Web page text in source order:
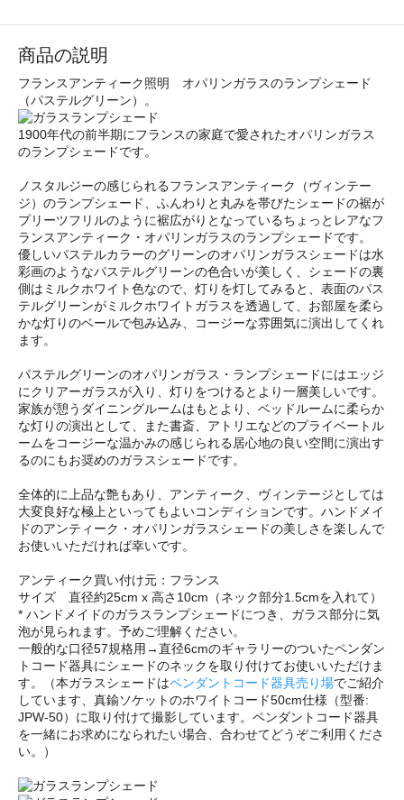
商品の説明
フランスアンティーク照明 オパリンガラスのランプシェード
（パステルグリーン）。
1900年代の前半期にフランスの家庭で愛されたオパリンガラス
のランプシェードです。
ノスタルジーの感じられるフランスアンティーク（ヴィンテー
ジ）のランプシェード、ふんわりと丸みを帯びたシェードの裾が
プリーツフリルのように裾広がりとなっているちょっとレアなフ
ランスアンティーク・オパリンガラスのランプシェードです。
優しいパステルカラーのグリーンのオパリンガラスシェードは水
彩画のようなパステルグリーンの色合いが美しく、シェードの裏
側はミルクホワイト色なので、灯りを灯してみると、表面のパス
テルグリーンがミルクホワイトガラスを透過して、お部屋を柔ら
かな灯りのベールで包み込み、コージーな雰囲気に演出してくれ
ます。
パステルグリーンのオパリンガラス・ランプシェードにはエッジ
にクリアーガラスが入り、灯りをつけるとより一層美しいです。
家族が憩うダイニングルームはもとより、ベッドルームに柔らか
な灯りの演出として、また書斎、アトリエなどのプライベートル
ームをコージーな温かみの感じられる居心地の良い空間に演出す
るのにもお奨めのガラスシェードです。
全体的に上品な艶もあり、アンティーク、ヴィンテージとしては
大変良好な極上といってもよいコンディションです。ハンドメイ
ドのアンティーク・オパリンガラスシェードの美しさを楽しんで
お使いいただければ幸いです。
アンティーク買い付け元：フランス
サイズ 直径約25cm x 高さ10cm（ネック部分1.5cmを入れて）
* ハンドメイドのガラスランプシェードにつき、ガラス部分に気
泡が見られます。予めご理解ください。
一般的な口径57規格用→直径6cmのギャラリーのついたペンダン
トコード器具にシェードのネックを取り付けてお使いいただけま
す。（本ガラスシェードはペンダントコード器具売り場でご紹介
しています、真鍮ソケットのホワイトコード50cm仕様（型番:
JPW-50）に取り付けて撮影しています。ペンダントコード器具
を一緒にお求めになられたい場合、合わせてどうぞご利用くださ
い。）